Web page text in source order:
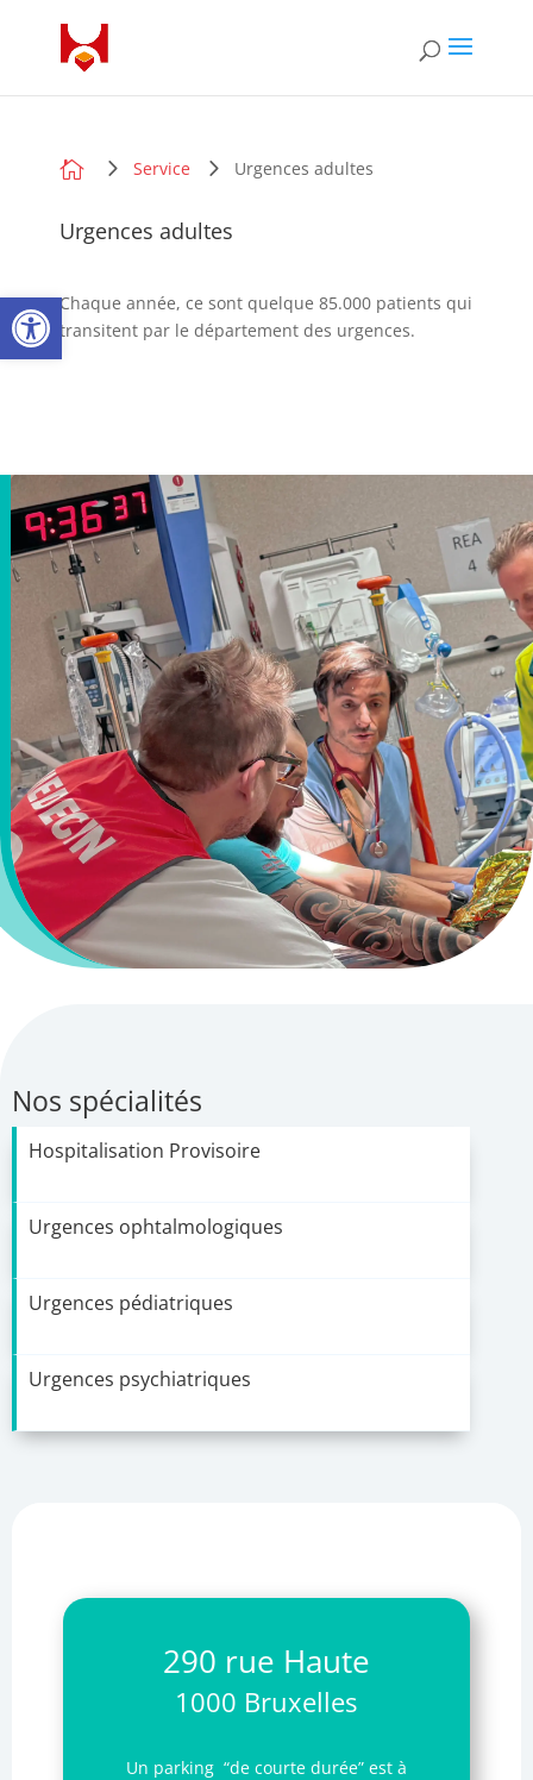
Open toolbar
 Service Urgences adultes
Urgences adultes
Chaque année, ce sont quelque 85.000 patients qui
transitent par le département des urgences.
Nos spécialités
Hospitalisation Provisoire
Urgences ophtalmologiques
Urgences pédiatriques
Urgences psychiatriques
290 rue Haute
1000 Bruxelles
Un parking “de courte durée” est à